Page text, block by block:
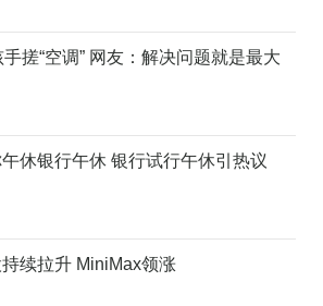
搓“空调” 网友：解决问题就是最大
休银行午休 银行试行午休引热议
续拉升 MiniMax领涨